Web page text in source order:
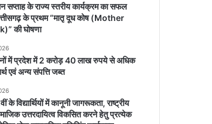
सप्ताह के राज्य स्तरीय कार्यक्रम का सफल
के प्रथम “मातृ दूध कोष (Mother
की घोषणा
में प्रदेश में 2 करोड़ 40 लाख रुपये से अधिक
एवं अन्य संपत्ति जब्त
के विद्यार्थियों में कानूनी जागरूकता, राष्ट्रीय
उत्तरदायित्व विकसित करने हेतु प्रत्येक